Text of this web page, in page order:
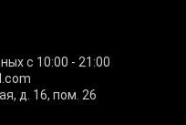
с 10:00 - 21:00
д. 16, пом. 26